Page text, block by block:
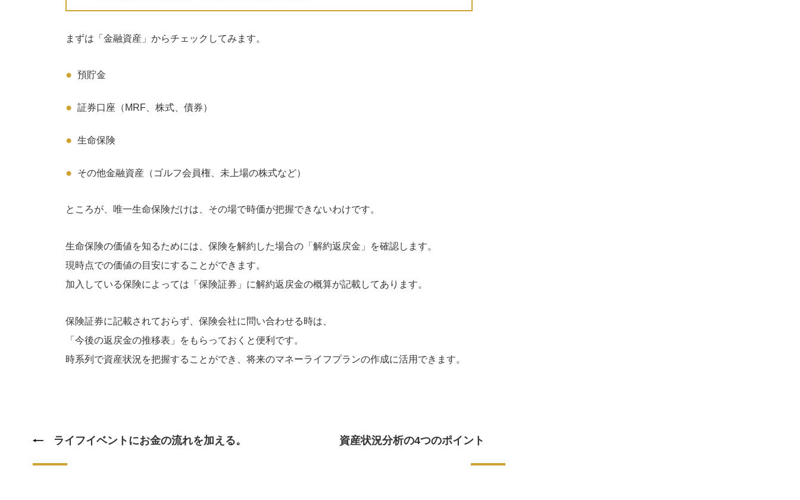
まずは「金融資産」からチェックしてみます。
預貯金
証券口座（MRF、株式、債券）
生命保険
その他金融資産（ゴルフ会員権、未上場の株式など）
ところが、唯一生命保険だけは、その場で時価が把握できないわけです。
生命保険の価値を知るためには、保険を解約した場合の「解約返戻金」を確認します。
現時点での価値の目安にすることができます。
加入している保険によっては「保険証券」に解約返戻金の概算が記載してあります。
保険証券に記載されておらず、保険会社に問い合わせる時は、
「今後の返戻金の推移表」をもらっておくと便利です。
時系列で資産状況を把握することができ、将来のマネーライフプランの作成に活用できます。
ライフイベントにお金の流れを加える。 資産状況分析の4つのポイント